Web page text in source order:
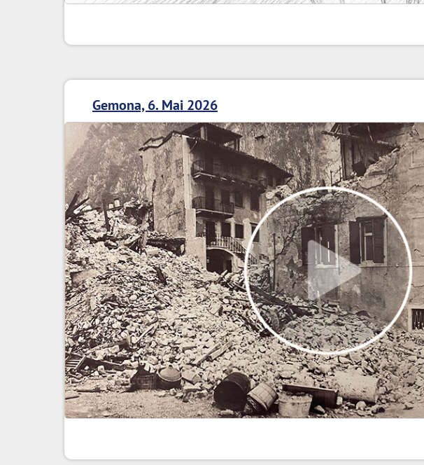
Gemona, 6. Mai 2026